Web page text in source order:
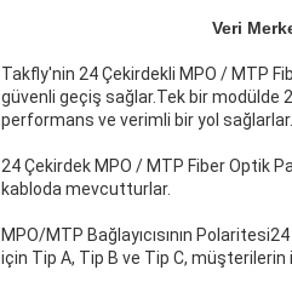
Veri
Takfly'nin 24 Çekirdekli MPO / MTP
güvenli geçiş sağlar.Tek bir modülde
performans ve verimli bir yol sağlarlar.
24 Çekirdek MPO / MTP Fiber Optik
kabloda mevcutturlar.
MPO/MTP Bağlayıcısının Polaritesi
için Tip A, Tip B ve Tip C, müşterilerin